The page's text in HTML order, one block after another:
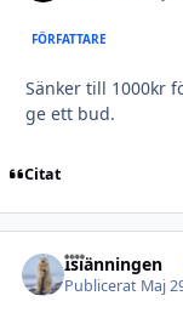
FÖRFATTARE
Sänker till 1000kr
ge ett bud.
Citat
Islänningen
Publicerat Maj